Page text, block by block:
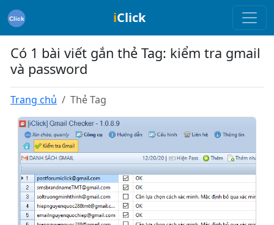
iClick
Có 1 bài viết gắn thẻ Tag: kiểm tra gmail
và password
Trang chủ Thẻ Tag